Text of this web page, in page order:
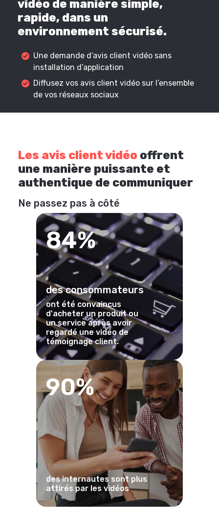
vidéo de manière simple,
rapide, dans un
environnement sécurisé.
Une demande d’avis client vidéo sans
installation d’application
Diffusez vos avis client vidéo sur l’ensemble
de vos réseaux sociaux
Les avis client vidéo offrent
une manière puissante et
authentique de communiquer
Ne passez pas à côté
84%
des consommateurs
ont été convaincus
d'acheter un produit ou
un service après avoir
regardé une vidéo de
témoignage client.
90%
des internautes sont plus
attirés par les vidéos